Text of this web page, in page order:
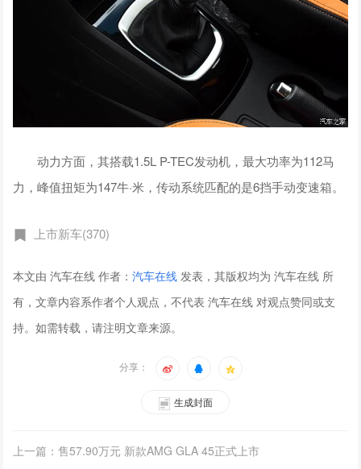
动力方面，其搭载1.5L P-TEC发动机，最大功率为112马
力，峰值扭矩为147牛·米，传动系统匹配的是6挡手动变速箱。
上市新车(370)
本文由 汽车在线 作者：汽车在线 发表，其版权均为 汽车在线 所
有，文章内容系作者个人观点，不代表 汽车在线 对观点赞同或支
持。如需转载，请注明文章来源。
分享：
生成封面
上一篇：售57.90万元 新款AMG GLA 45正式上市